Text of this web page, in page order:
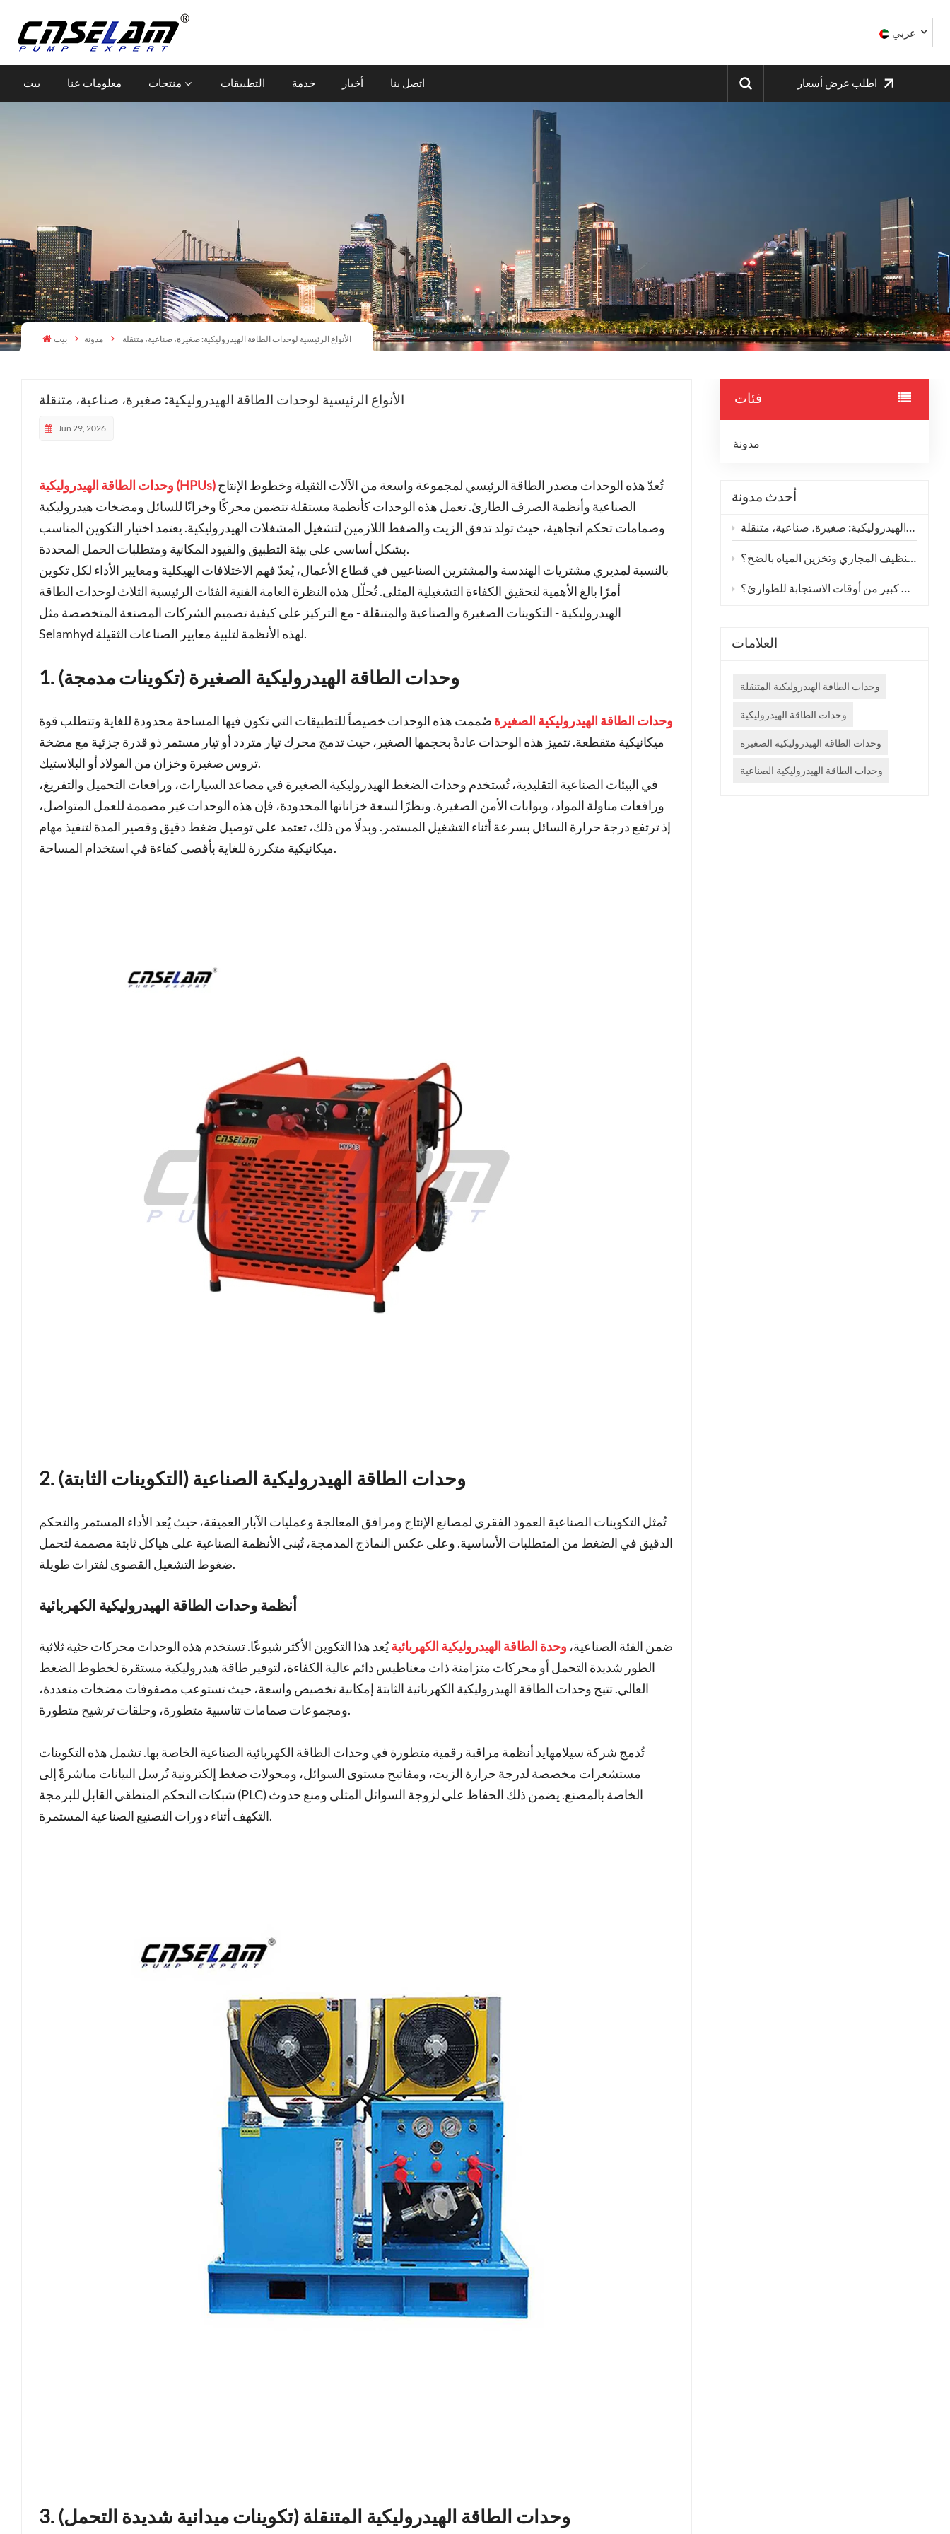
عربي
English
بيت معلومات عنا منتجات التطبيقات خدمة أخبار اتصل بنا اطلب عرض أسعار
بيت مدونة الأنواع الرئيسية لوحدات الطاقة الهيدروليكية: صغيرة، صناعية، متنقلة
فئات
مدونة
أحدث مدونة
الأنواع الرئيسية لوحدات الطاقة الهيدروليكية: صغيرة، صناعية، متنقلة
أي مضخة غاطسة هيدروليكية ذات تدفق كبير هي الحل الأمثل لتنظيف المجاري وتخزين المياه بالضخ؟
كيف يمكن لروبوت تصريف مياه الفيضانات الذي يتم التحكم فيه عن بعد أن يقلل بشكل كبير من أوقات الاستجابة للطوارئ؟
العلامات
وحدات الطاقة الهيدروليكية المتنقلة
وحدات الطاقة الهيدروليكية
وحدات الطاقة الهيدروليكية الصغيرة
وحدات الطاقة الهيدروليكية الصناعية
الأنواع الرئيسية لوحدات الطاقة الهيدروليكية: صغيرة، صناعية، متنقلة
Jun 29, 2026
وحدات الطاقة الهيدروليكية (HPUs)تُعدّ هذه الوحدات مصدر الطاقة الرئيسي لمجموعة واسعة من الآلات الثقيلة وخطوط الإنتاج
الصناعية وأنظمة الصرف الطارئ. تعمل هذه الوحدات كأنظمة مستقلة تتضمن محركًا وخزانًا للسائل ومضخات هيدروليكية
وصمامات تحكم اتجاهية، حيث تولد تدفق الزيت والضغط اللازمين لتشغيل المشغلات الهيدروليكية. يعتمد اختيار التكوين المناسب
بشكل أساسي على بيئة التطبيق والقيود المكانية ومتطلبات الحمل المحددة.
بالنسبة لمديري مشتريات الهندسة والمشترين الصناعيين في قطاع الأعمال، يُعدّ فهم الاختلافات الهيكلية ومعايير الأداء لكل تكوين
أمرًا بالغ الأهمية لتحقيق الكفاءة التشغيلية المثلى. تُحلّل هذه النظرة العامة الفنية الفئات الرئيسية الثلاث لوحدات الطاقة
الهيدروليكية - التكوينات الصغيرة والصناعية والمتنقلة - مع التركيز على كيفية تصميم الشركات المصنعة المتخصصة مثل
Selamhyd لهذه الأنظمة لتلبية معايير الصناعات الثقيلة.
1. وحدات الطاقة الهيدروليكية الصغيرة (تكوينات مدمجة)
وحدات الطاقة الهيدروليكية الصغيرة صُممت هذه الوحدات خصيصاً للتطبيقات التي تكون فيها المساحة محدودة للغاية وتتطلب قوة
ميكانيكية متقطعة. تتميز هذه الوحدات عادةً بحجمها الصغير، حيث تدمج محرك تيار متردد أو تيار مستمر ذو قدرة جزئية مع مضخة
تروس صغيرة وخزان من الفولاذ أو البلاستيك.
في البيئات الصناعية التقليدية، تُستخدم وحدات الضغط الهيدروليكية الصغيرة في مصاعد السيارات، ورافعات التحميل والتفريغ،
ورافعات مناولة المواد، وبوابات الأمن الصغيرة. ونظرًا لسعة خزاناتها المحدودة، فإن هذه الوحدات غير مصممة للعمل المتواصل،
إذ ترتفع درجة حرارة السائل بسرعة أثناء التشغيل المستمر. وبدلًا من ذلك، تعتمد على توصيل ضغط دقيق وقصير المدة لتنفيذ مهام
ميكانيكية متكررة للغاية بأقصى كفاءة في استخدام المساحة.
2. وحدات الطاقة الهيدروليكية الصناعية (التكوينات الثابتة)
تُمثل التكوينات الصناعية العمود الفقري لمصانع الإنتاج ومرافق المعالجة وعمليات الآبار العميقة، حيث يُعد الأداء المستمر والتحكم
الدقيق في الضغط من المتطلبات الأساسية. وعلى عكس النماذج المدمجة، تُبنى الأنظمة الصناعية على هياكل ثابتة مصممة لتحمل
ضغوط التشغيل القصوى لفترات طويلة.
أنظمة وحدات الطاقة الهيدروليكية الكهربائية
ضمن الفئة الصناعية، وحدة الطاقة الهيدروليكية الكهربائيةيُعد هذا التكوين الأكثر شيوعًا. تستخدم هذه الوحدات محركات حثية ثلاثية
الطور شديدة التحمل أو محركات متزامنة ذات مغناطيس دائم عالية الكفاءة، لتوفير طاقة هيدروليكية مستقرة لخطوط الضغط
العالي. تتيح وحدات الطاقة الهيدروليكية الكهربائية الثابتة إمكانية تخصيص واسعة، حيث تستوعب مصفوفات مضخات متعددة،
ومجموعات صمامات تناسبية متطورة، وحلقات ترشيح متطورة.
تُدمج شركة سيلامهايد أنظمة مراقبة رقمية متطورة في وحدات الطاقة الكهربائية الصناعية الخاصة بها. تشمل هذه التكوينات
مستشعرات مخصصة لدرجة حرارة الزيت، ومفاتيح مستوى السوائل، ومحولات ضغط إلكترونية تُرسل البيانات مباشرةً إلى
شبكات التحكم المنطقي القابل للبرمجة (PLC) الخاصة بالمصنع. يضمن ذلك الحفاظ على لزوجة السوائل المثلى ومنع حدوث
التكهف أثناء دورات التصنيع الصناعية المستمرة.
3. وحدات الطاقة الهيدروليكية المتنقلة (تكوينات ميدانية شديدة التحمل)